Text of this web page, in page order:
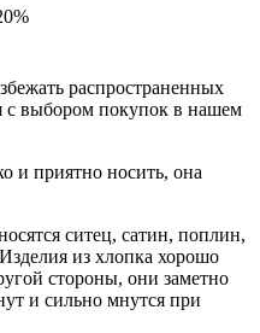
распространенных
с выбором покупок в нашем
и приятно носить, она
ситец, сатин, поплин,
из хлопка хорошо
стороны, они заметно
и сильно мнутся при